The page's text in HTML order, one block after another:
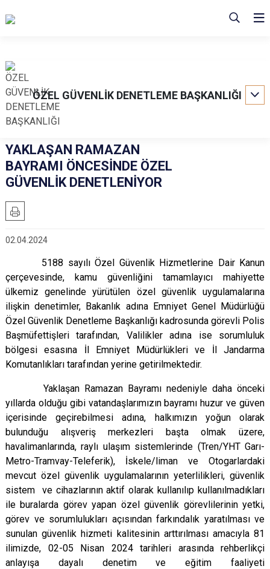
ÖZEL GÜVENLİK DENETLEME BAŞKANLIĞI
YAKLAŞAN RAMAZAN
BAYRAMI ÖNCESİNDE ÖZEL
GÜVENLİK DENETLENİYOR
02.04.2024
5188 sayılı Özel Güvenlik Hizmetlerine Dair Kanun
çerçevesinde, kamu güvenliğini tamamlayıcı mahiyette
ülkemiz genelinde yürütülen özel güvenlik uygulamalarına
ilişkin denetimler, Bakanlık adına Emniyet Genel Müdürlüğü
Özel Güvenlik Denetleme Başkanlığı kadrosunda görevli Polis
Başmüfettişleri tarafından, Valilikler adına ise sorumluluk
bölgesi esasına İl Emniyet Müdürlükleri ve İl Jandarma
Komutanlıkları tarafından yerine getirilmektedir.
Yaklaşan Ramazan Bayramı nedeniyle daha önceki
yıllarda olduğu gibi vatandaşlarımızın bayramı huzur ve güven
içerisinde geçirebilmesi adına, halkımızın yoğun olarak
bulunduğu alışveriş merkezleri başta olmak üzere,
havalimanlarında, raylı ulaşım sistemlerinde (Tren/YHT Garı-
Metro-Tramvay-Teleferik), İskele/liman ve Otogarlardaki
mevcut özel güvenlik uygulamalarının yeterlilikleri, güvenlik
sistem ve cihazlarının aktif olarak kullanılıp kullanılmadıkları
ile buralarda görev yapan özel güvenlik görevlilerinin yetki,
görev ve sorumlulukları açısından farkındalık yaratılması ve
sunulan güvenlik hizmeti kalitesinin arttırılması amacıyla 81
ilimizde, 02-05 Nisan 2024 tarihleri arasında rehberlikçi
anlayışa dayalı denetim ve eğitim faaliyeti